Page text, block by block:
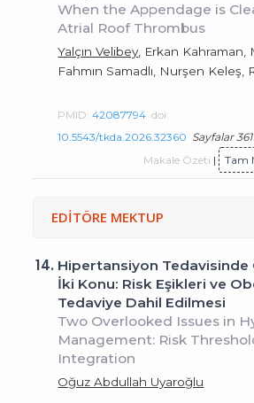
When the Appendage is
Atrial Roof Thrombus
Yalçın Velibey , Erkan
Fahmın Samadlı, Nurşen Keleş,
PMID:42087794 doi:
10.5543/tkda.2026.32360 Sayfalar
Makale Özeti | Tam
EDİTÖRE MEKTUP
14. Hipertansiyon Tedavisinde
İki Konu: Risk Eşikleri ve
Tedaviye Dahil Edilmesi
Two Overlooked Issues in
Management: Risk
Integration
Oğuz Abdullah Uyaroğlu